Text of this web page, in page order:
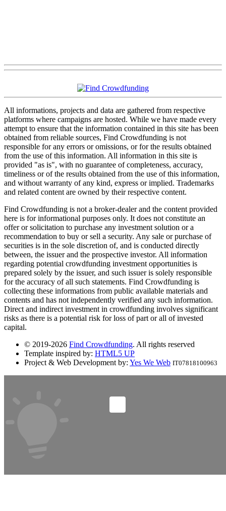
All informations, projects and data are gathered from respective
platforms where campaigns are hosted. While we have made every
attempt to ensure that the information contained in this site has been
obtained from reliable sources, Find Crowdfunding is not
responsible for any errors or omissions, or for the results obtained
from the use of this information. All information in this site is
provided "as is", with no guarantee of completeness, accuracy,
timeliness or of the results obtained from the use of this information,
and without warranty of any kind, express or implied. Trademarks
and related content are owned by their respective content.
Find Crowdfunding is not a broker-dealer and the content provided
here is for informational purposes only. It does not constitute an
offer or solicitation to purchase any investment solution or a
recommendation to buy or sell a security. Any sale or purchase of
securities is in the sole discretion of, and is conducted directly
between, the issuer and the prospective investor. All information
regarding potential crowdfunding investment opportunities is
prepared solely by the issuer, and such issuer is solely responsible
for the accuracy of all such statements. Find Crowdfunding is
collecting these informations from public available materials and
contents and has not independently verified any such information.
Direct and indirect investment in crowdfunding involves significant
risks as there is a potential risk for loss of part or all of invested
capital.
© 2019-2026 Find Crowdfunding. All rights reserved
Template inspired by: HTML5 UP
Project & Web Development by: Yes We Web IT07818100963